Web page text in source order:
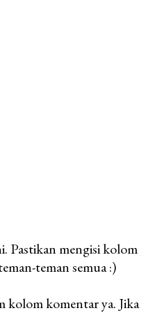
Pastikan mengisi kolom
teman semua :)
komentar ya. Jika